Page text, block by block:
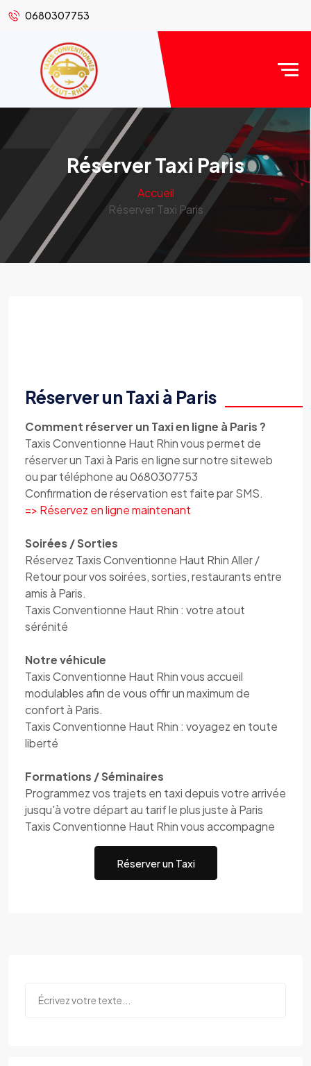
0680307753
Réserver Taxi Paris
Accueil
Réserver Taxi Paris
Réserver un Taxi à Paris
Comment réserver un Taxi en ligne à Paris ?
Taxis Conventionne Haut Rhin vous permet de
réserver un Taxi à Paris en ligne sur notre siteweb
ou par téléphone au 0680307753
Confirmation de réservation est faite par SMS.
=> Réservez en ligne maintenant
Soirées / Sorties
Réservez Taxis Conventionne Haut Rhin Aller /
Retour pour vos soirées, sorties, restaurants entre
amis à Paris.
Taxis Conventionne Haut Rhin : votre atout
sérénité
Notre véhicule
Taxis Conventionne Haut Rhin vous accueil
modulables afin de vous offir un maximum de
confort à Paris.
Taxis Conventionne Haut Rhin : voyagez en toute
liberté
Formations / Séminaires
Programmez vos trajets en taxi depuis votre arrivée
jusqu'à votre départ au tarif le plus juste à Paris
Taxis Conventionne Haut Rhin vous accompagne
Réserver un Taxi